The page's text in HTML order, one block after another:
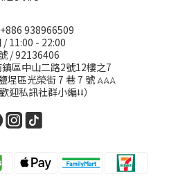
938966509
/ 11:00 - 22:00
/ 92136406
區中山二路2號12樓之7
埕區光榮街 7 巷 7 號𖤂𖤂𖤂
迎私訊社群小編⭣⭣）